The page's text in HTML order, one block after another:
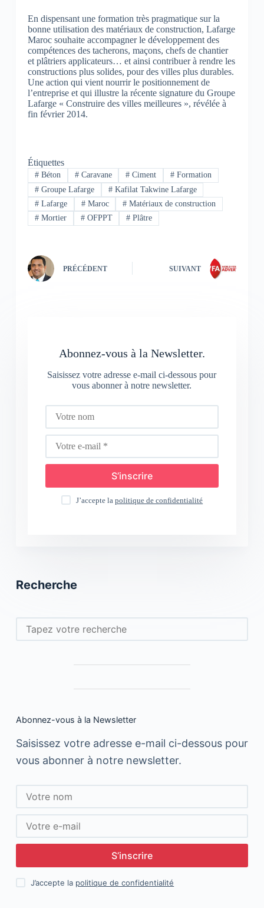
En dispensant une formation très pragmatique sur la
bonne utilisation des matériaux de construction, Lafarge
Maroc souhaite accompagner le développement des
compétences des tacherons, maçons, chefs de chantier
et plâtriers applicateurs… et ainsi contribuer à rendre les
constructions plus solides, pour des villes plus durables.
Une action qui vient nourrir le positionnement de
l’entreprise et qui illustre la récente signature du Groupe
Lafarge « Construire des villes meilleures », révélée à
fin février 2014.
Étiquettes
#Béton #Caravane # Ciment # Formation
#Groupe Lafarge #Kafilat Takwine Lafarge
#Lafarge #Maroc # Matériaux de construction
#Mortier #OFPPT # Plâtre
PRÉCÉDENT SUIVANT
Abonnez-vous à la Newsletter.
Saisissez votre adresse e-mail ci-dessous pour
vous abonner à notre newsletter.
S’inscrire
J’accepte lapolitique de confidentialité
Recherche
Rechercher
Abonnez-vous à la Newsletter
Saisissez votre adresse e-mail ci-dessous pour
vous abonner à notre newsletter.
S’inscrire
J’accepte la politique de confidentialité